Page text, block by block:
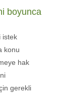
boyunca
istek
konu
hak
gerekli